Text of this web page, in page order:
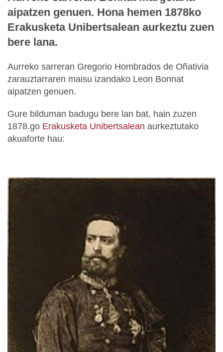
aipatzen genuen. Hona hemen 1878ko
Erakusketa Unibertsalean aurkeztu zuen
bere lana.
Aurreko sarreran Gregorio Hombrados de Oñativia
zarauztarraren maisu izandako Leon Bonnat
aipatzen genuen.
Gure bilduman badugu bere lan bat, hain zuzen
1878.go Erakusketa Unibertsalean aurkeztutako
akuaforte hau: